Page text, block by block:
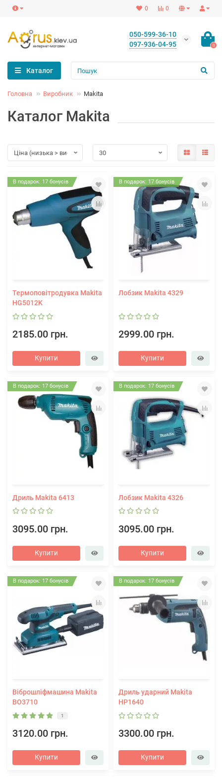
0
0
050-599-36-10
097-936-04-95
0
Каталог
Головна Виробник Makita
Каталог Makita
В подарок: 17 бонусів
Термоповітродувка Makita
HG5012K
2185.00 грн.
Купити
В подарок: 17 бонусів
Лобзик Makita 4329
2999.00 грн.
Купити
В подарок: 17 бонусів
Дриль Makita 6413
3095.00 грн.
Купити
В подарок: 17 бонусів
Лобзик Makita 4326
3095.00 грн.
Купити
В подарок: 17 бонусів
Віброшліфмашина Makita
BO3710
1
3120.00 грн.
Купити
В подарок: 17 бонусів
Дриль ударний Makita
HP1640
3300.00 грн.
Купити